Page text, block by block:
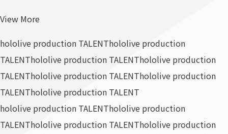
View More
hololive production TALENThololive production
TALENThololive production TALENThololive production
TALENThololive production TALENThololive production
TALENThololive production TALENT
hololive production TALENThololive production
TALENThololive production TALENThololive production